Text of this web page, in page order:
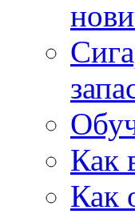
Как
Как